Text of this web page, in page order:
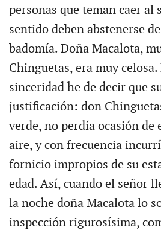
personas que teman caer al
sentido deben abstenerse
badomía. Doña Macalota,
Chinguetas, era muy
sinceridad he de decir que
justificación: don
verde, no perdía ocasión de
aire, y con frecuencia
fornicio impropios de su
edad. Así, cuando el señor
la noche doña Macalota lo
inspección rigurosísima,